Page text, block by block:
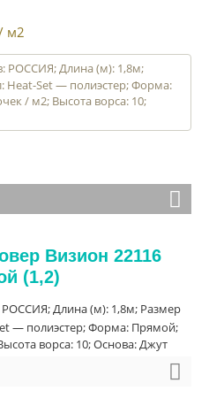
м2
РОССИЯ; Длина (м): 1,8м;
Heat-Set — полиэстер; Форма:
/ м2; Высота ворса: 10;
Визион 22116
(1,2)
РОССИЯ; Длина (м): 1,8м; Размер
— полиэстер; Форма: Прямой;
ворса: 10; Основа: Джут